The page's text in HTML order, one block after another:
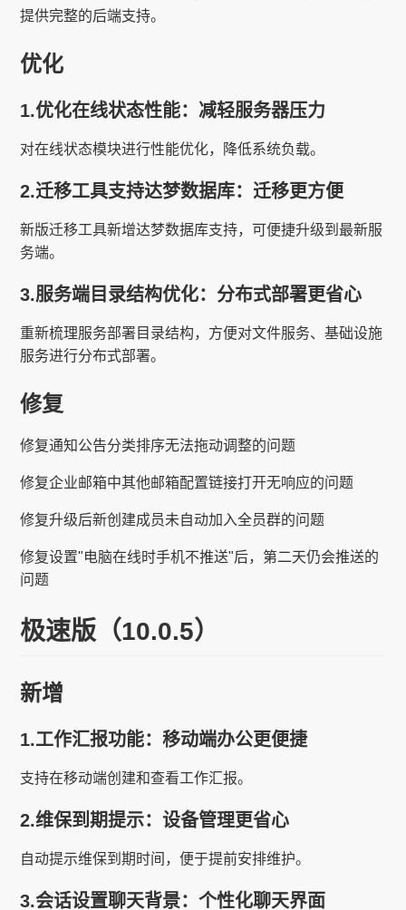
提供完整的后端支持。
优化
1.优化在线状态性能：减轻服务器压力
对在线状态模块进行性能优化，降低系统负载。
2.迁移工具支持达梦数据库：迁移更方便
新版迁移工具新增达梦数据库支持，可便捷升级到最新服
务端。
3.服务端目录结构优化：分布式部署更省心
重新梳理服务部署目录结构，方便对文件服务、基础设施
服务进行分布式部署。
修复
修复通知公告分类排序无法拖动调整的问题
修复企业邮箱中其他邮箱配置链接打开无响应的问题
修复升级后新创建成员未自动加入全员群的问题
修复设置"电脑在线时手机不推送"后，第二天仍会推送的
问题
极速版（10.0.5）
新增
1.工作汇报功能：移动端办公更便捷
支持在移动端创建和查看工作汇报。
2.维保到期提示：设备管理更省心
自动提示维保到期时间，便于提前安排维护。
3.会话设置聊天背景：个性化聊天界面